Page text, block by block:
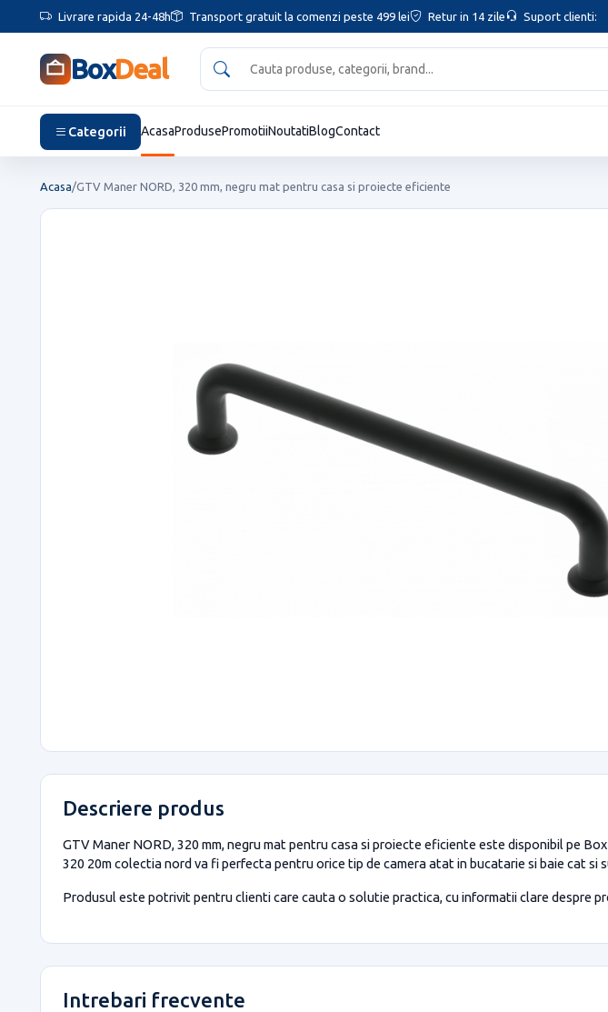
Livrare rapida 24-48h Transport gratuit la comenzi peste 499 lei Retur in 14 zile Suport clienti:
BoxDeal
Categorii AcasaProdusePromotiiNoutatiBlogContact
Acasa/GTV Maner NORD, 320 mm, negru mat pentru casa si proiecte eficiente
Descriere produs
GTV Maner NORD, 320 mm, negru mat pentru casa si proiecte eficiente este disponibil pe
320 20m colectia nord va fi perfecta pentru orice tip de camera atat in bucatarie si baie cat
Produsul este potrivit pentru clienti care cauta o solutie practica, cu informatii clare despre
Intrebari frecvente